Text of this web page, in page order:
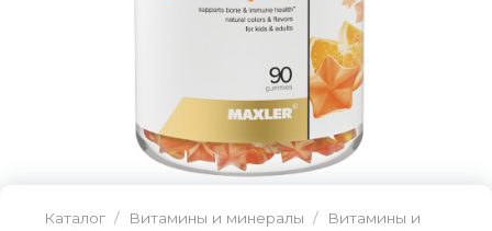
Каталог / Витамины и минералы /
Витамины и